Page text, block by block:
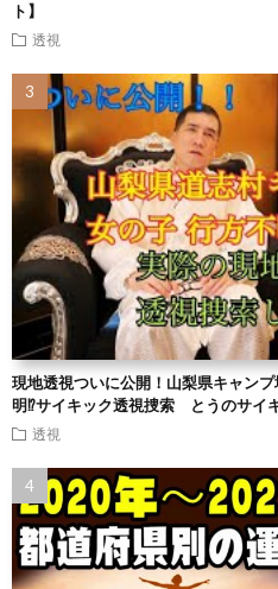
ト】
透視
現地透視ついに公開！山梨県キャン
明⁉︎サイキック透視捜索 とうのサイ
透視